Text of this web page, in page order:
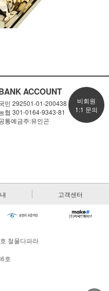
ACCOUNT
민 292501-01-200438
협 301-0164-9343-81
통예금주:유인곤
비회원
1:1 문의
고객센터
철물다파라
호